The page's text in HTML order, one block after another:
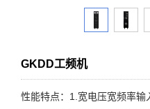
GKDD工频机
性能特点：1.宽电压宽频率